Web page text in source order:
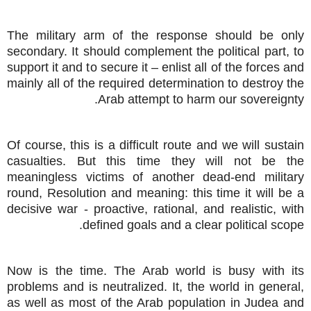
The military arm of the response should be only
secondary. It should complement the political part, to
support it and to secure it – enlist all of the forces and
mainly all of the required determination to destroy the
Arab attempt to harm our sovereignty.
Of course, this is a difficult route and we will sustain
casualties. But this time they will not be the
meaningless victims of another dead-end military
round, Resolution and meaning: this time it will be a
decisive war - proactive, rational, and realistic, with
defined goals and a clear political scope.
Now is the time. The Arab world is busy with its
problems and is neutralized. It, the world in general,
as well as most of the Arab population in Judea and